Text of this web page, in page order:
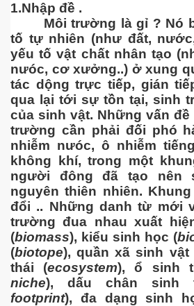
1.Nhập đề .
Môi trường là gỉ ? Nó
tố tự nhiên (như đất,
yếu tố vật chất nhân tạo
nưóc, cơ xưởng..) ở xung
tác dộng trực tiếp, gián
qua lại tới sự tồn tại, sinh
của sinh vật. Những vấn
trường cần phải đối phó
nhiễm nưóc, ô nhiễm
không khí, trong một
người đông đã tạo nên
nguyên thiên nhiên.
đổi .. Những danh từ mới
trường đua nhau xuất
(biomass), kiểu sinh học (
(biotope), quần xã sinh vật
thái (ecosystem), ổ sinh
niche), dấu chân sinh
footprint), đa dạng sinh
nay